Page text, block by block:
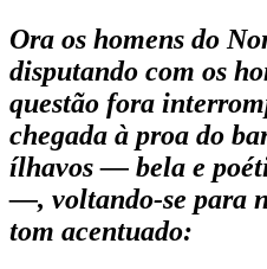
Ora os homens do
disputando com os
questão fora
chegada à proa do
ílhavos — bela e
—, voltando-se para
tom acentuado: